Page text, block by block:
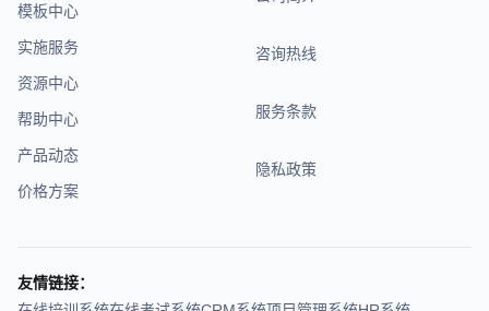
模板中心
实施服务
资源中心
帮助中心
产品动态
价格方案
咨询热线
服务条款
隐私政策
友情链接：